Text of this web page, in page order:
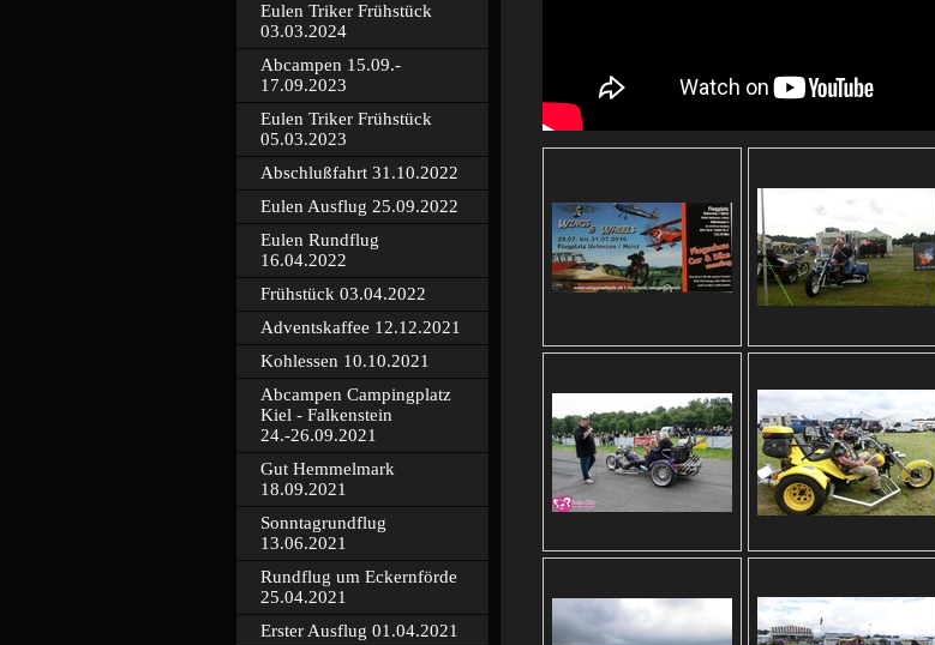
Eulen Triker Frühstück
03.03.2024
Abcampen 15.09.-
17.09.2023
Eulen Triker Frühstück
05.03.2023
Abschlußfahrt 31.10.2022
Eulen Ausflug 25.09.2022
Eulen Rundflug
16.04.2022
Frühstück 03.04.2022
Adventskaffee 12.12.2021
Kohlessen 10.10.2021
Abcampen Campingplatz
Kiel - Falkenstein
24.-26.09.2021
Gut Hemmelmark
18.09.2021
Sonntagrundflug
13.06.2021
Rundflug um Eckernförde
25.04.2021
Erster Ausflug 01.04.2021